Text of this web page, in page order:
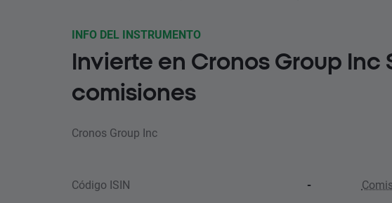
INFO DEL INSTRUMENTO
Invierte en Cronos Group Inc
comisiones
Cronos Group Inc
Código ISIN -